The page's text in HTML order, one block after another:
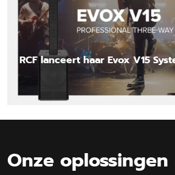
RCF lanceert haar Evox V15
Lees nieuwsbericht
Onze oplossingen